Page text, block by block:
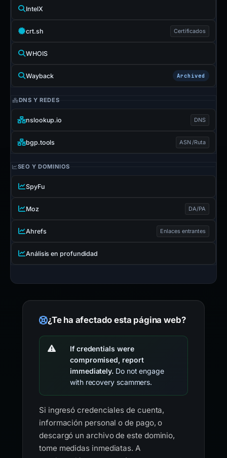
IntelX
crt.sh Certificados
WHOIS
Wayback Archived
DNS Y REDES
nslookup.io DNS
bgp.tools ASN /Ruta
SEO Y DOMINIOS
SpyFu
Moz DA/PA
Ahrefs Enlaces entrantes
Análisis en profundidad
¿Te ha afectado esta página web?
If credentials were
compromised, report
immediately. Do not engage
with recovery scammers.
Si ingresó credenciales de cuenta,
información personal o de pago, o
descargó un archivo de este dominio,
tome medidas inmediatas. A